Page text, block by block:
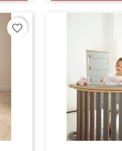
favorite_border